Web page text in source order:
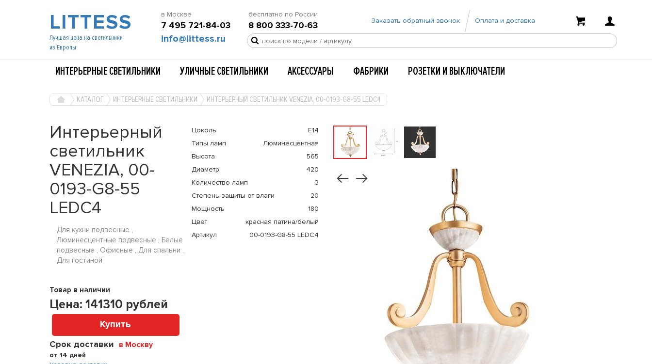
LITTESS
Лучшая цена на светильники
из Европы
в Москве
7 495 721-84-03
бесплатно по России
8 800 333-70-63 Заказать обратный звонок Оплата и доставка
info@littess.ru
ИНТЕРЬЕРНЫЕ СВЕТИЛЬНИКИ УЛИЧНЫЕ СВЕТИЛЬНИКИ АКСЕССУАРЫ ФАБРИКИ РОЗЕТКИ И ВЫКЛЮЧАТЕЛИ
КАТАЛОГ ИНТЕРЬЕРНЫЕ СВЕТИЛЬНИКИ ИНТЕРЬЕРНЫЙ СВЕТИЛЬНИК VENEZIA, 00-0193-G8-55 LEDC4
Интерьерный
светильник
VENEZIA, 00-
0193-G8-55
LEDC4
Для кухни подвесные ,
Люминесцентные подвесные , Белые
подвесные , Офисные , Для спальни ,
Для гостиной
Товар в наличии
Цена: 141310 рублей
Купить
Срок доставки в Москву
от 14 дней
Цоколь
E14
Типы ламп
Люминесцентная
Высота
565
Диаметр
420
Количество ламп
3
Степень защиты от влаги
20
Мощность
180
Цвет
красная патина/белый
Артикул
00-0193-G8-55 LEDC4